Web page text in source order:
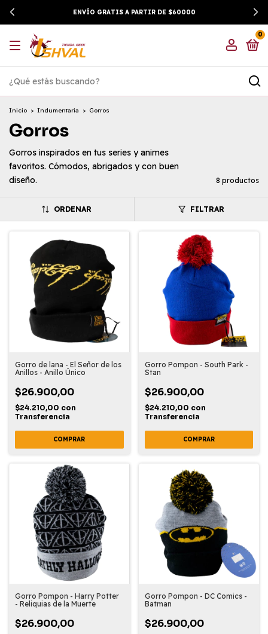
ENVÍO GRATIS A PARTIR DE $60000
0
Inicio > Indumentaria > Gorros
Gorros
Gorros inspirados en tus series y animes
favoritos. Cómodos, abrigados y con buen
diseño.
8 productos
ORDENAR FILTRAR
Gorro de lana - El Señor de los
Anillos - Anillo Único
$26.900,00
$24.210,00 con
Transferencia
Gorro Pompon - South Park -
Stan
$26.900,00
$24.210,00 con
Transferencia
Gorro Pompon - Harry Potter
- Reliquias de la Muerte
$26.900,00
Gorro Pompon - DC Comics -
Batman
$26.900,00